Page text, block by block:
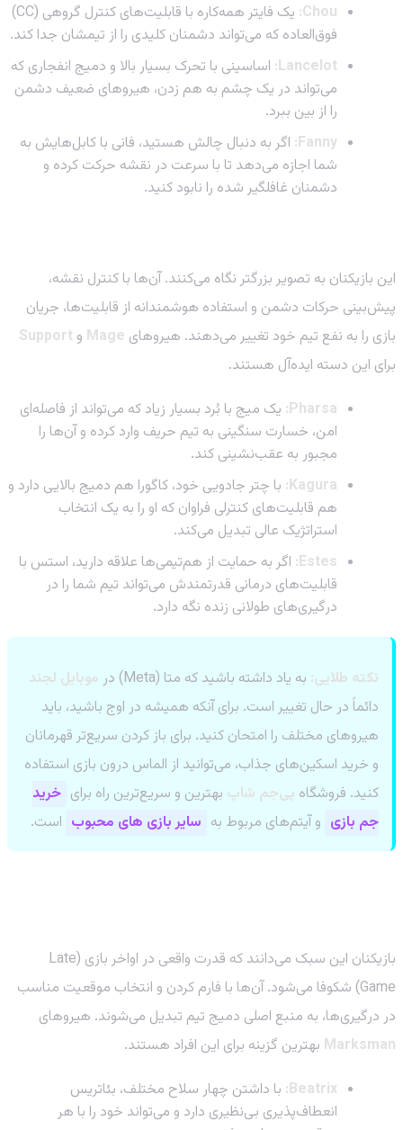
Chou:
یک فایتر همه‌کاره با قابلیت‌های کنترل گروهی (CC)
فوق‌العاده که می‌تواند دشمنان کلیدی را از تیمشان جدا کند.
Lancelot: اساسینی با تحرک بسیار بالا و دمیج انفجاری که
می‌تواند در یک چشم به هم زدن، هیروهای ضعیف دشمن
را از بین ببرد.
Fanny: اگر به دنبال چالش هستید، فانی با کابل‌هایش به
شما اجازه می‌دهد تا با سرعت در نقشه حرکت کرده و
دشمنان غافلگیر شده را نابود کنید.
این بازیکنان به تصویر بزرگتر نگاه می‌کنند. آن‌ها با کنترل نقشه،
پیش‌بینی حرکات دشمن و استفاده هوشمندانه از قابلیت‌ها، جریان
بازی را به نفع تیم خود تغییر می‌دهند. هیروهای Mage و Support
برای این دسته ایده‌آل هستند.
Pharsa: یک میج با بُرد بسیار زیاد که می‌تواند از فاصله‌ای
امن، خسارت سنگینی به تیم حریف وارد کرده و آن‌ها را
مجبور به عقب‌نشینی کند.
Kagura: با چتر جادویی خود، کاگورا هم دمیج بالایی دارد و
هم قابلیت‌های کنترلی فراوان که او را به یک انتخاب
استراتژیک عالی تبدیل می‌کند.
Estes: اگر به حمایت از هم‌تیمی‌ها علاقه دارید، استس با
قابلیت‌های درمانی قدرتمندش می‌تواند تیم شما را در
درگیری‌های طولانی زنده نگه دارد.
نکته طلایی: به یاد داشته باشید که متا (Meta) در
موبایل لجند
دائماً در حال تغییر است. برای آنکه همیشه در اوج باشید، باید
هیروهای مختلف را امتحان کنید. برای باز کردن سریع‌تر قهرمانان
و خرید اسکین‌های جذاب، می‌توانید از الماس درون بازی استفاده
کنید. فروشگاه پی‌جم شاپ بهترین و سریع‌ترین راه برای خرید
جم بازی و آیتم‌های مربوط به سایر بازی های محبوب است.
بازیکنان این سبک می‌دانند که قدرت واقعی در اواخر بازی (Late
Game) شکوفا می‌شود. آن‌ها با فارم کردن و انتخاب موقعیت مناسب
در درگیری‌ها، به منبع اصلی دمیج تیم تبدیل می‌شوند. هیروهای
Marksman بهترین گزینه برای این افراد هستند.
Beatrix: با داشتن چهار سلاح مختلف، بئاتریس
انعطاف‌پذیری بی‌نظیری دارد و می‌تواند خود را با هر